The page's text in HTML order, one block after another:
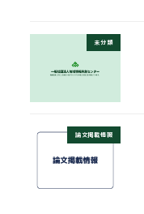
未分類
論文掲載情報